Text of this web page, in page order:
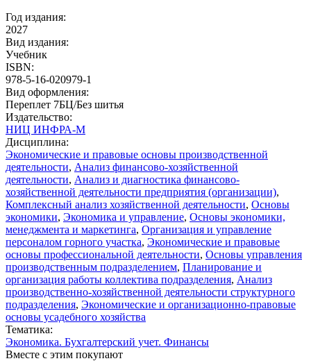
Год издания:
2027
Вид издания:
Учебник
ISBN:
978-5-16-020979-1
Вид оформления:
Переплет 7БЦ/Без шитья
Издательство:
НИЦ ИНФРА-М
Дисциплина:
Экономические и правовые основы производственной
деятельности, Анализ финансово-хозяйственной
деятельности, Анализ и диагностика финансово-
хозяйственной деятельности предприятия (организации),
Комплексный анализ хозяйственной деятельности, Основы
экономики, Экономика и управление, Основы экономики,
менеджмента и маркетинга, Организация и управление
персоналом горного участка, Экономические и правовые
основы профессиональной деятельности, Основы управления
производственным подразделением, Планирование и
организация работы коллектива подразделения, Анализ
производственно-хозяйственной деятельности структурного
подразделения, Экономические и организационно-правовые
основы усадебного хозяйства
Тематика:
Экономика. Бухгалтерский учет. Финансы
Вместе с этим покупают